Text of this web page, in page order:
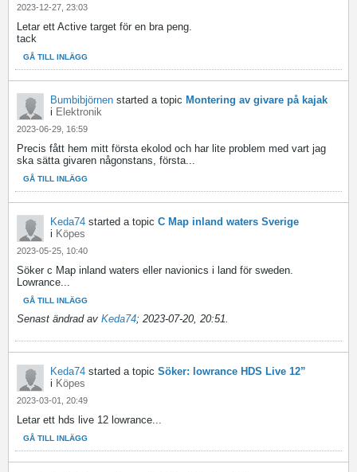
2023-12-27, 23:03
Letar ett Active target för en bra peng.
tack
GÅ TILL INLÄGG
Bumbibjörnen started a topic Montering av givare på kajak
i Elektronik
2023-06-29, 16:59
Precis fått hem mitt första ekolod och har lite problem med vart jag
ska sätta givaren någonstans, första...
GÅ TILL INLÄGG
Keda74 started a topic C Map inland waters Sverige
i Köpes
2023-05-25, 10:40
Söker c Map inland waters eller navionics i land för sweden.
Lowrance...
GÅ TILL INLÄGG
Senast ändrad av Keda74; 2023-07-20, 20:51.
Keda74 started a topic Söker: lowrance HDS Live 12”
i Köpes
2023-03-01, 20:49
Letar ett hds live 12 lowrance...
GÅ TILL INLÄGG